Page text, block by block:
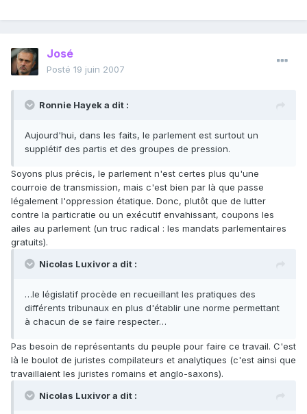
José
Posté 19 juin 2007
Ronnie Hayek a dit :
Aujourd'hui, dans les faits, le parlement est surtout un
supplétif des partis et des groupes de pression.
Soyons plus précis, le parlement n'est certes plus qu'une
courroie de transmission, mais c'est bien par là que passe
légalement l'oppression étatique. Donc, plutôt que de lutter
contre la particratie ou un exécutif envahissant, coupons les
ailes au parlement (un truc radical : les mandats parlementaires
gratuits).
Nicolas Luxivor a dit :
…le législatif procède en recueillant les pratiques des
différents tribunaux en plus d'établir une norme permettant
à chacun de se faire respecter…
Pas besoin de représentants du peuple pour faire ce travail. C'est
là le boulot de juristes compilateurs et analytiques (c'est ainsi que
travaillaient les juristes romains et anglo-saxons).
Nicolas Luxivor a dit :